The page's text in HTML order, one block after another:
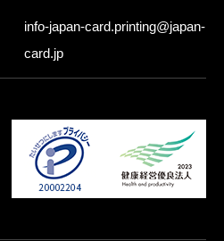
info-japan-card.printing@japan-
card.jp